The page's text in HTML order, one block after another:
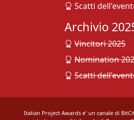
Scatti
Archivio
Vincitori 2025
Nomination
Scatti
Italian Project Awards e' un canale di